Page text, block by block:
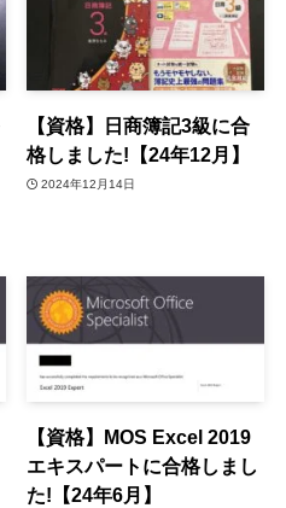
【資格】日商簿記3級に合
格しました!【24年12月】
2024年12月14日
【資格】MOS Excel 2019
エキスパートに合格しまし
た!【24年6月】